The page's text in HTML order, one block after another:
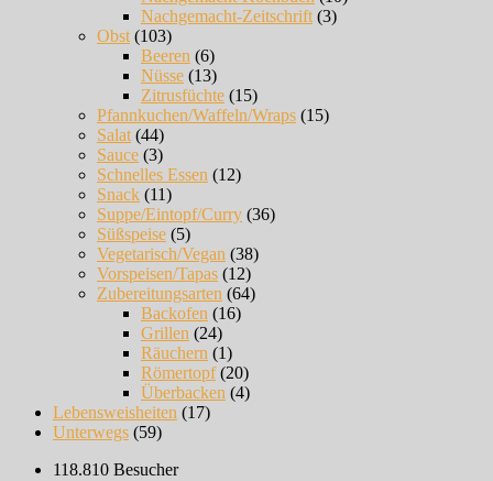
Nachgemacht-Zeitschrift (3)
Obst (103)
Beeren (6)
Nüsse (13)
Zitrusfüchte (15)
Pfannkuchen/Waffeln/Wraps (15)
Salat (44)
Sauce (3)
Schnelles Essen (12)
Snack (11)
Suppe/Eintopf/Curry (36)
Süßspeise (5)
Vegetarisch/Vegan (38)
Vorspeisen/Tapas (12)
Zubereitungsarten (64)
Backofen (16)
Grillen (24)
Räuchern (1)
Römertopf(20)
Überbacken (4)
Lebensweisheiten (17)
Unterwegs (59)
118.810 Besucher